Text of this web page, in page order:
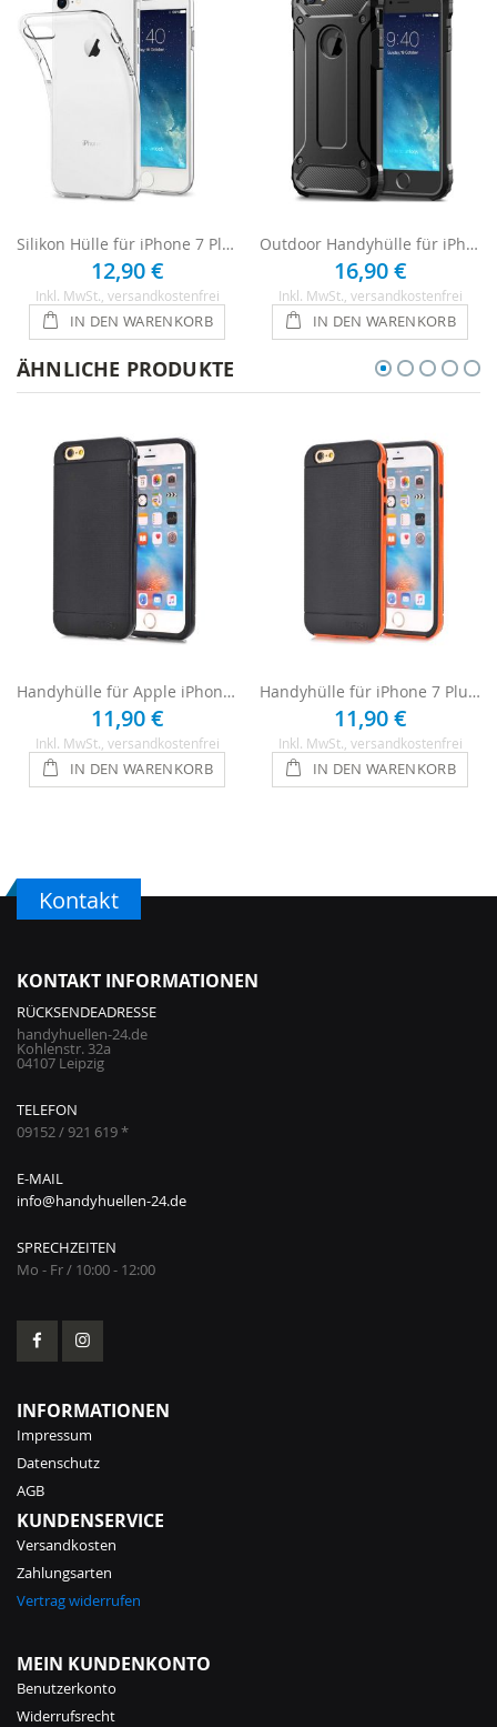
Silikon Hülle für iPhone 7 Plus - Transparent
12,90 €
Inkl. MwSt. , versandkostenfrei
IN DEN WARENKORB
Outdoor Handyhülle für iPhone 7 Plus - Schwarz
16,90 €
Inkl. MwSt. , versandkostenfrei
IN DEN WARENKORB
ÄHNLICHE PRODUKTE
Handyhülle für Apple iPhone 7 Plus - Schwarz
11,90 €
Inkl. MwSt. , versandkostenfrei
IN DEN WARENKORB
Handyhülle für iPhone 7 Plus - Schwarz / Orange
11,90 €
Inkl. MwSt. , versandkostenfrei
IN DEN WARENKORB
Kontakt
KONTAKT INFORMATIONEN
RÜCKSENDEADRESSE
handyhuellen-24.de
Kohlenstr. 32a
04107 Leipzig
TELEFON
09152 / 921 619 *
E-MAIL
info@handyhuellen-24.de
SPRECHZEITEN
Mo - Fr / 10:00 - 12:00
INFORMATIONEN
Impressum
Datenschutz
AGB
KUNDENSERVICE
Versandkosten
Zahlungsarten
Vertrag widerrufen
MEIN KUNDENKONTO
Benutzerkonto
Widerrufsrecht